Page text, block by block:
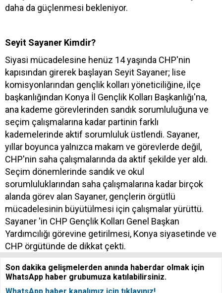
daha da güçlenmesi bekleniyor.
Seyit Sayaner Kimdir?
Siyasi mücadelesine henüz 14 yaşında CHP'nin
kapısından girerek başlayan Seyit Sayaner; lise
komisyonlarından gençlik kolları yöneticiliğine, ilçe
başkanlığından Konya İl Gençlik Kolları Başkanlığı'na,
ana kademe görevlerinden sandık sorumluluğuna ve
seçim çalışmalarına kadar partinin farklı
kademelerinde aktif sorumluluk üstlendi. Sayaner,
yıllar boyunca yalnızca makam ve görevlerde değil,
CHP'nin saha çalışmalarında da aktif şekilde yer aldı.
Seçim dönemlerinde sandık ve okul
sorumluluklarından saha çalışmalarına kadar birçok
alanda görev alan Sayaner, gençlerin örgütlü
mücadelesinin büyütülmesi için çalışmalar yürüttü.
Sayaner 'in CHP Gençlik Kolları Genel Başkan
Yardımcılığı görevine getirilmesi, Konya siyasetinde ve
CHP örgütünde de dikkat çekti.
Son dakika gelişmelerden anında haberdar olmak için
WhatsApp haber grubumuza katılabilirsiniz.